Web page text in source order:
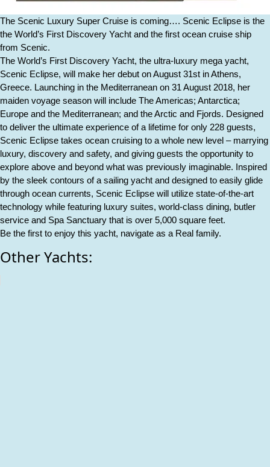
The Scenic Luxury Super Cruise is coming…. Scenic Eclipse is the
the World’s First Discovery Yacht and the first ocean cruise ship
from Scenic.
The World’s First Discovery Yacht, the ultra-luxury mega yacht,
Scenic Eclipse, will make her debut on August 31st in Athens,
Greece. Launching in the Mediterranean on 31 August 2018, her
maiden voyage season will include The Americas; Antarctica;
Europe and the Mediterranean; and the Arctic and Fjords. Designed
to deliver the ultimate experience of a lifetime for only 228 guests,
Scenic Eclipse takes ocean cruising to a whole new level – marrying
luxury, discovery and safety, and giving guests the opportunity to
explore above and beyond what was previously imaginable. Inspired
by the sleek contours of a sailing yacht and designed to easily glide
through ocean currents, Scenic Eclipse will utilize state-of-the-art
technology while featuring luxury suites, world-class dining, butler
service and Spa Sanctuary that is over 5,000 square feet.
Be the first to enjoy this yacht, navigate as a Real family.
Other Yachts: